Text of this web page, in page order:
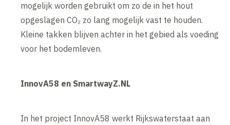
mogelijk worden gebruikt om zo de in het hout
opgeslagen CO₂ zo lang mogelijk vast te houden.
Kleine takken blijven achter in het gebied als voeding
voor het bodemleven.
InnovA58 en SmartwayZ.NL
In het project InnovA58 werkt Rijkswaterstaat aan